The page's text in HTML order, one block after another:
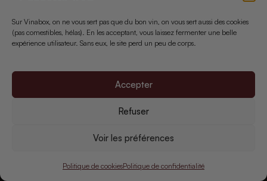
Sur Vinabox, on ne vous sert pas que du bon vin, on vous sert aussi des cookies
(pas comestibles, hélas). En les acceptant, vous laissez fermenter une belle
expérience utilisateur. Sans eux, le site perd un peu de corps.
Accepter
Refuser
Voir les préférences
Politique de cookiesPolitique de confidentialité
comprendre ce qu'ils boivent — sans chichi, sans placement, sans